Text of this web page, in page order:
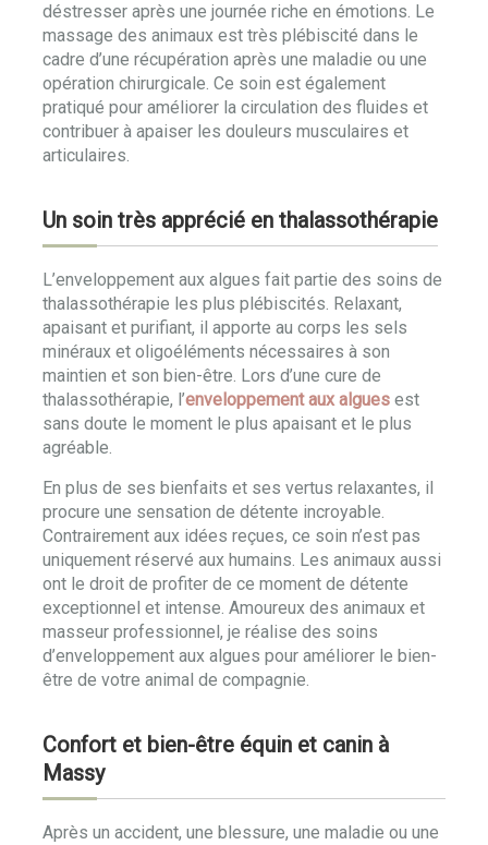
déstresser après une journée riche en émotions. Le
massage des animaux est très plébiscité dans le
cadre d’une récupération après une maladie ou une
opération chirurgicale. Ce soin est également
pratiqué pour améliorer la circulation des fluides et
contribuer à apaiser les douleurs musculaires et
articulaires.
Un soin très apprécié en thalassothérapie
L’enveloppement aux algues fait partie des soins de
thalassothérapie les plus plébiscités. Relaxant,
apaisant et purifiant, il apporte au corps les sels
minéraux et oligoéléments nécessaires à son
maintien et son bien-être. Lors d’une cure de
thalassothérapie, l’enveloppement aux algues est
sans doute le moment le plus apaisant et le plus
agréable.
En plus de ses bienfaits et ses vertus relaxantes, il
procure une sensation de détente incroyable.
Contrairement aux idées reçues, ce soin n’est pas
uniquement réservé aux humains. Les animaux aussi
ont le droit de profiter de ce moment de détente
exceptionnel et intense. Amoureux des animaux et
masseur professionnel, je réalise des soins
d’enveloppement aux algues pour améliorer le bien-
être de votre animal de compagnie.
Confort et bien-être équin et canin à
Massy
Après un accident, une blessure, une maladie ou une